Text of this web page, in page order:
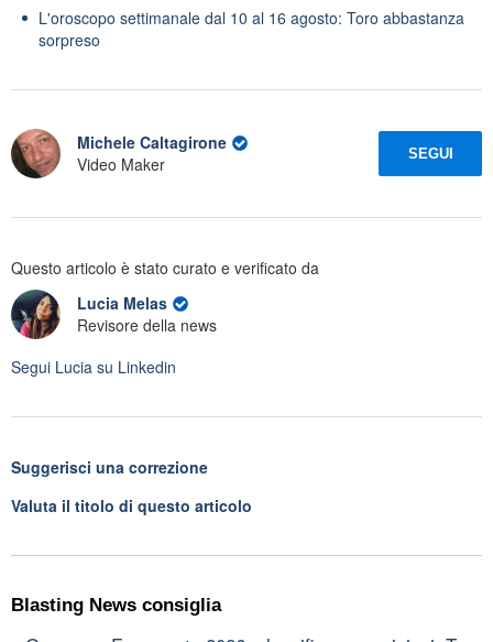
L'oroscopo settimanale dal 10 al 16 agosto: Toro abbastanza
sorpreso
Michele Caltagirone
Video Maker
SEGUI
Questo articolo è stato curato e verificato da
Lucia Melas
Revisore della news
Segui Lucia su Linkedin
Suggerisci una correzione
Valuta il titolo di questo articolo
Blasting News consiglia